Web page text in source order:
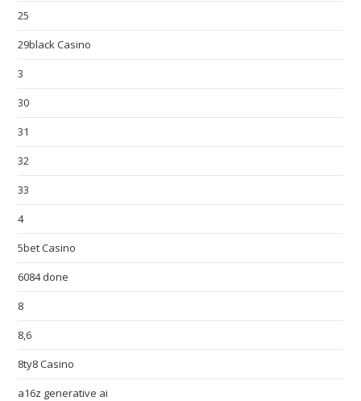
25
29black Casino
3
30
31
32
33
4
5bet Casino
6084 done
8
8,6
8ty8 Casino
a16z generative ai